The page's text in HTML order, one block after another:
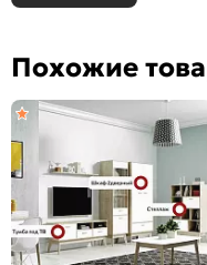
Похожие